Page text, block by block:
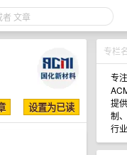
专栏
专
提
制
行